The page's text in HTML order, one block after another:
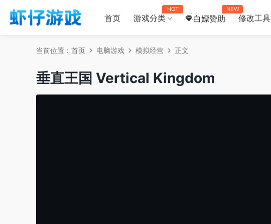
首页 游戏分类
HOT
白嫖赞助
NEW
修改工具
当前位置： 首页 电脑游戏 模拟经营 正文
垂直王国 Vertical Kingdom